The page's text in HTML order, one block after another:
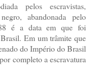
pelos escravistas,
abandonada pelo
é a data em que foi
Em um trâmite que
do Império do Brasil
completo a escravatura